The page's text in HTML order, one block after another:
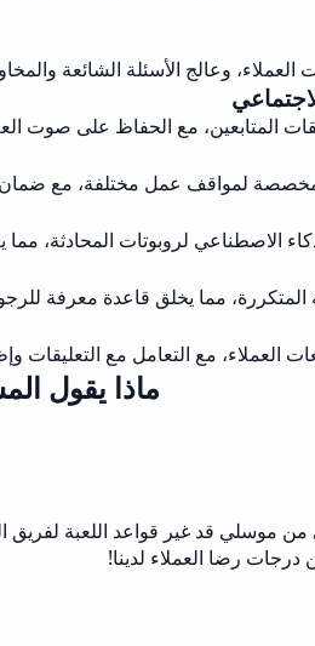
العملاء، وعالج الأسئلة الشائعة
المتابعين، مع الحفاظ على صوت
مخصصة لمواقف عمل مختلفة، مع
الاصطناعي لروبوتات المحادثة،
المتكررة، مما يخلق قاعدة معرفة
العملاء، مع التعامل مع التعليقات
ماذا يقول
من موسلي قد غير قواعد اللعبة
رضا العملاء لدينا!